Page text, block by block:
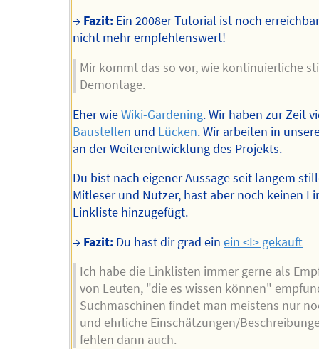
→ Fazit: Ein 2008er Tutorial ist noch
nicht mehr empfehlenswert!
Mir kommt das so vor, wie kontinuierliche
Demontage.
Eher wieWiki-Gardening. Wir haben zur Zeit
Baustellen und Lücken. Wir arbeiten in
an der Weiterentwicklung des Projekts.
Du bist nach eigener Aussage seit langem
Mitleser und Nutzer, hast aber noch keinen
Linkliste hinzugefügt.
→ Fazit: Du hast dir grad einein <I> gekauft
Ich habe die Linklisten immer gerne als
von Leuten, "die es wissen können"
Suchmaschinen findet man meistens nur
und ehrliche Einschätzungen/
fehlen dann auch.